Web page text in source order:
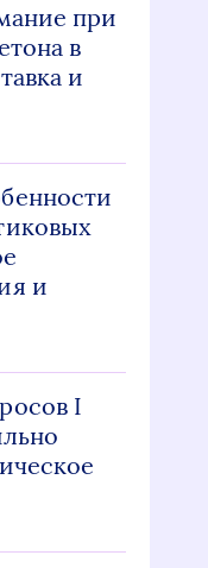
при
в
и
и
I